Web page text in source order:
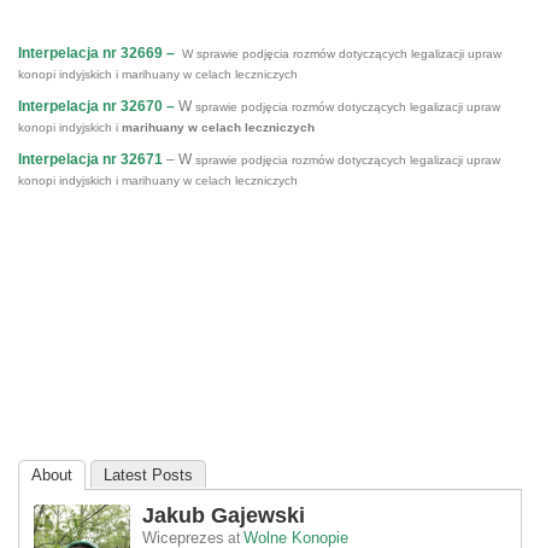
Interpelacja nr 32669 – W sprawie podjęcia rozmów dotyczących legalizacji upraw
konopi indyjskich i marihuany w celach leczniczych
Interpelacja nr 32670 – W sprawie podjęcia rozmów dotyczących legalizacji upraw
konopi indyjskich i marihuany w celach leczniczych
Interpelacja nr 32671 – W sprawie podjęcia rozmów dotyczących legalizacji upraw
konopi indyjskich i marihuany w celach leczniczych
About Latest Posts
Jakub Gajewski
Wiceprezes at Wolne Konopie